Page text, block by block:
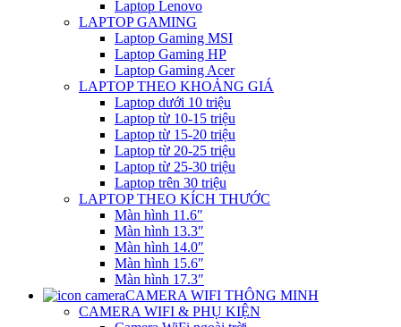
Laptop Lenovo
LAPTOP GAMING
Laptop Gaming MSI
Laptop Gaming HP
Laptop Gaming Acer
LAPTOP THEO KHOẢNG GIÁ
Laptop dưới 10 triệu
Laptop từ 10-15 triệu
Laptop từ 15-20 triệu
Laptop từ 20-25 triệu
Laptop từ 25-30 triệu
Laptop trên 30 triệu
LAPTOP THEO KÍCH THƯỚC
Màn hình 11.6″
Màn hình 13.3″
Màn hình 14.0″
Màn hình 15.6″
Màn hình 17.3″
CAMERA WIFI THÔNG MINH
CAMERA WIFI & PHỤ KIỆN